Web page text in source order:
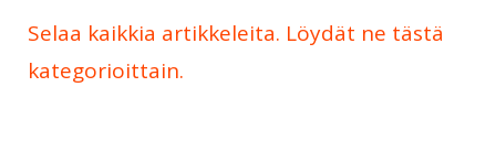
Selaa kaikkia artikkeleita. Löydät ne tästä
kategorioittain.